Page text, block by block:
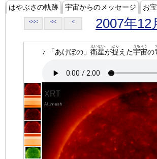
はやぶさの軌跡 宇宙からのメッセージ お
<<< << < 2007年12
♪ 「あけぼの」 衛星
えいせい
が捉
とら
えた宇宙
うちゅう
の